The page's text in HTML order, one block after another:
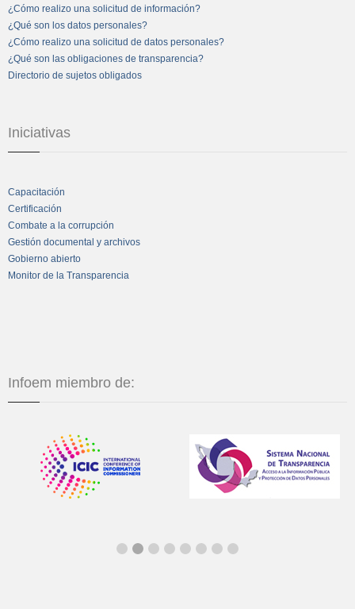
¿Cómo realizo una solicitud de información?
¿Qué son los datos personales?
¿Cómo realizo una solicitud de datos personales?
¿Qué son las obligaciones de transparencia?
Directorio de sujetos obligados
Iniciativas
Capacitación
Certificación
Combate a la corrupción
Gestión documental y archivos
Gobierno abierto
Monitor de la Transparencia
Infoem miembro de: